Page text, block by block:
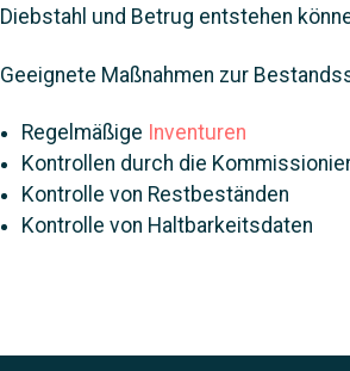
Diebstahl und Betrug entstehen
Geeignete Maßnahmen zur
Regelmäßige Inventuren
Kontrollen durch die
Kontrolle von Restbeständen
Kontrolle von Haltbarkeitsdaten